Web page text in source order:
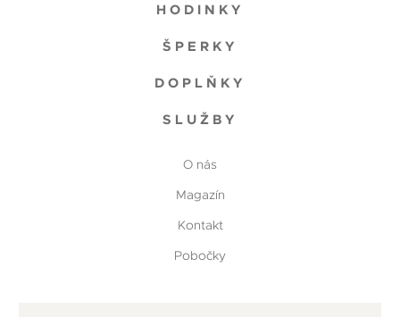
HODINKY
ŠPERKY
DOPLŇKY
SLUŽBY
O nás
Magazín
Kontakt
Pobočky